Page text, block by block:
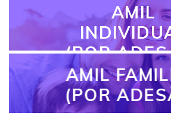
AMIL
(POR
AMIL
(POR